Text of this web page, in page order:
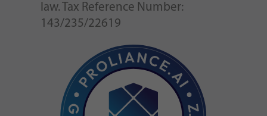
law. Tax Reference Number:
143/235/22619